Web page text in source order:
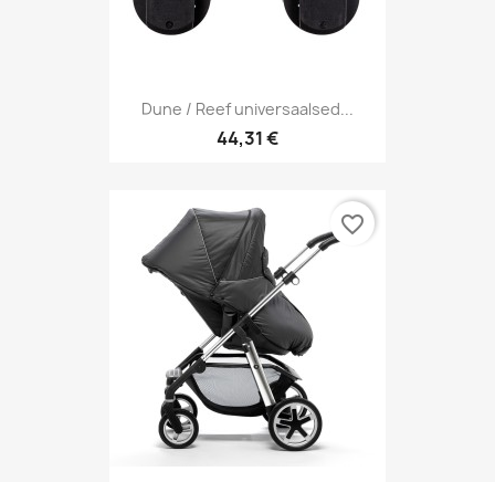
Dune / Reef universaalsed...
44,31 €
favorite_border